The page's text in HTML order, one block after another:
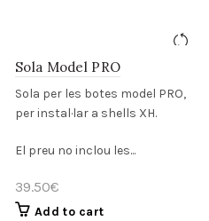
Sola Model PRO
Sola per les botes model PRO,
per instal·lar a shells XH.
El preu no inclou les...
39.50€
Add to cart